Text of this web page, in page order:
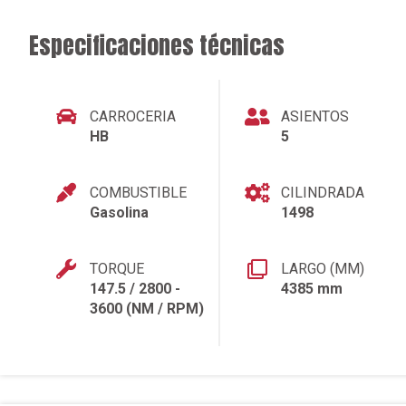
Especificaciones técnicas
CARROCERIA
HB
COMBUSTIBLE
Gasolina
TORQUE
147.5 / 2800 -
3600 (NM / RPM)
ASIENTOS
5
CILINDRADA
1498
LARGO (MM)
4385 mm